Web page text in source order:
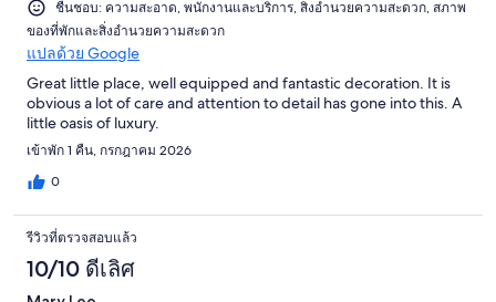
ชื่นชอบ: ความสะอาด, พนักงานและบริการ, สิ่งอำนวยความสะดวก, สภาพ
ของที่พักและสิ่งอำนวยความสะดวก
แปลด้วย Google
Great little place, well equipped and fantastic decoration. It is
obvious a lot of care and attention to detail has gone into this. A
little oasis of luxury.
เข้าพัก 1 คืน, กรกฎาคม 2026
0
รีวิวที่ตรวจสอบแล้ว
10/10 ดีเลิศ